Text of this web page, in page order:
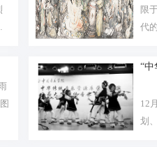
限
代
“中
12
划